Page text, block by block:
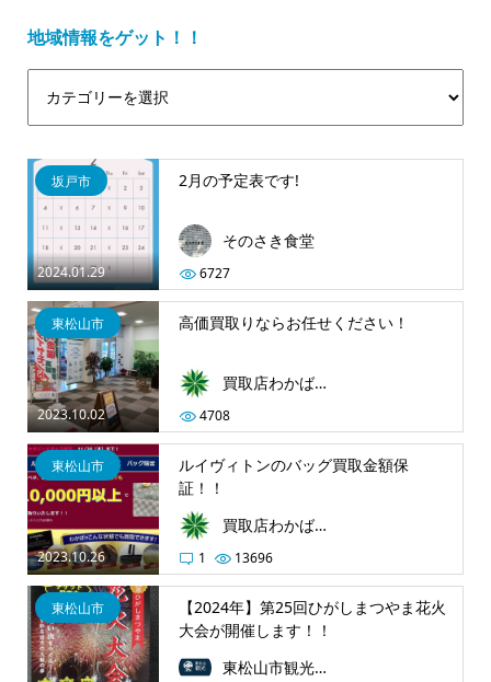
地域情報をゲット！！
2024.01.29
坂戸市 2月の予定表です!
そのさき食堂
6727
2023.10.02
東松山市 高価買取りならお任せください！
買取店わかば 西友東松山店
4708
2023.10.26
東松山市
ルイヴィトンのバッグ買取金額保
証！！
買取店わかば 西友東松山店
1 13696
東松山市
【2024年】第25回ひがしまつやま花火
大会が開催します！！
東松山市観光協会